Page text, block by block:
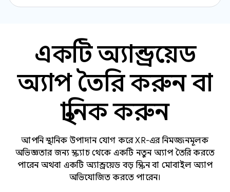
একটি অ্যান্ড্রয়েড
অ্যাপ তৈরি করুন বা
স্থানিক করুন
আপনি স্থানিক উপাদান যোগ করে XR-এর নিমজ্জনমূলক
অভিজ্ঞতার জন্য স্ক্র্যাচ থেকে একটি নতুন অ্যাপ তৈরি করতে
পারেন অথবা একটি অ্যান্ড্রয়েড বড় স্ক্রিন বা মোবাইল অ্যাপ
অভিযোজিত করতে পারেন।